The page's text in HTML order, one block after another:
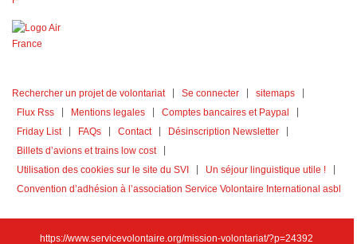
Rechercher un projet de volontariat Se connecter
sitemaps
Flux Rss
Mentions legales
Comptes bancaires et Paypal
Friday List
FAQs Contact
Désinscription Newsletter
Billets d’avions et trains low cost
Utilisation des cookies sur le site du SVI
Un séjour linguistique utile !
Convention d’adhésion à l’association Service Volontaire International asbl
https://www.servicevolontaire.org/mission-volontariat/?p=24392